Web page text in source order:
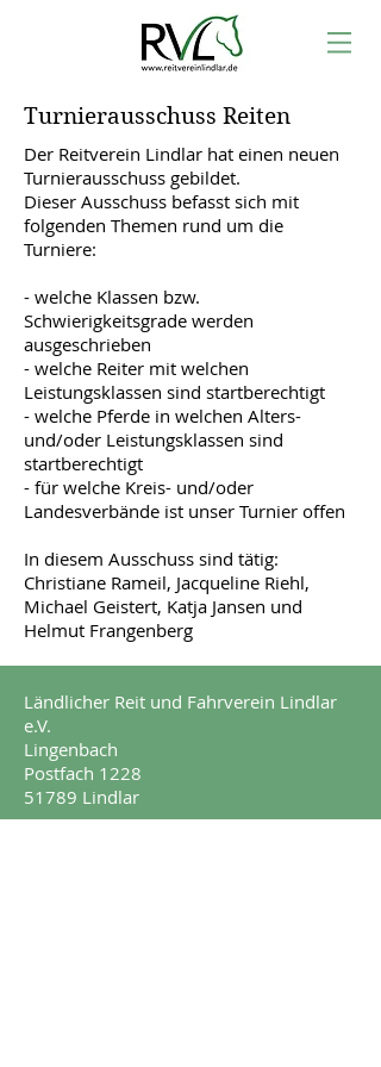
Turnierausschuss Reiten
Der Reitverein Lindlar hat einen neuen
Turnierausschuss gebildet.
Dieser Ausschuss befasst sich mit
folgenden Themen rund um die
Turniere:
- welche Klassen bzw.
Schwierigkeitsgrade werden
ausgeschrieben
- welche Reiter mit welchen
Leistungsklassen sind startberechtigt
- welche Pferde in welchen Alters-
und/oder Leistungsklassen sind
startberechtigt
- für welche Kreis- und/oder
Landesverbände ist unser Turnier offen
In diesem Ausschuss sind tätig:
Christiane Rameil, Jacqueline Riehl,
Michael Geistert, Katja Jansen und
Helmut Frangenberg
Ländlicher Reit und Fahrverein Lindlar
e.V.
Lingenbach
Postfach 1228
51789 Lindlar